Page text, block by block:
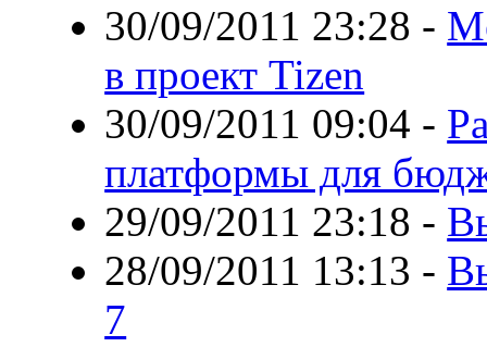
30/09/2011 23:28 -
в проект Tizen
30/09/2011 09:04 -
платформы для
29/09/2011 23:18 -
28/09/2011 13:13 -
7